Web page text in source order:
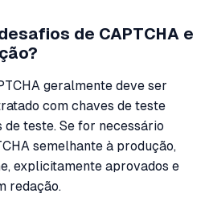
de CAPTCHA e
geralmente deve ser
com chaves de teste
teste. Se for necessário
semelhante à produção,
explicitamente aprovados e
redação.